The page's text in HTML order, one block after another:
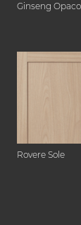
Ginseng Opaco
Rovere Sole